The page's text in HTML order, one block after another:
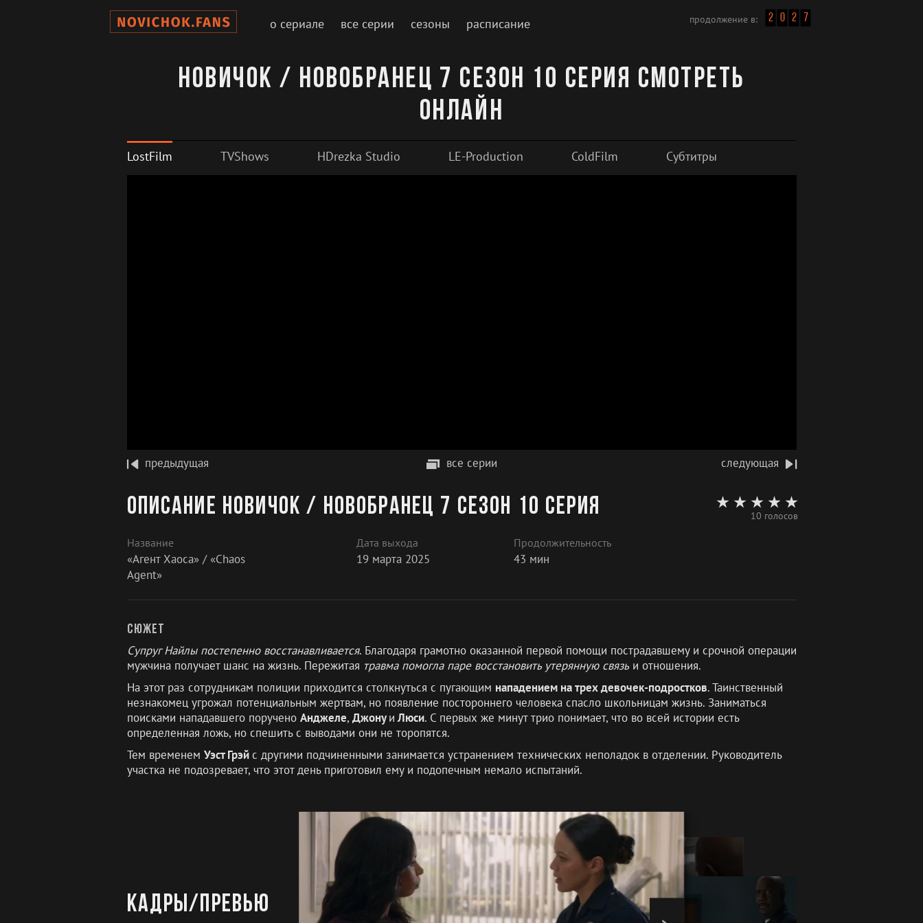
о сериале все серии сезоны расписание продолжение в: 2 0 2 7
Новичок / Новобранец 7 сезон 10 серия смотреть
онлайн
LostFilm TVShows HDrezka Studio LE-Production ColdFilm Субтитры
предыдущая все серии следующая
10 голосов
Описание Новичок / Новобранец 7 сезон 10 серия
Название
«Агент Хаоса» / «Chaos
Agent»
Дата выхода
19 марта 2025
Продолжительность
43 мин
Сюжет
Супруг Найлы постепенно восстанавливается. Благодаря грамотно оказанной первой помощи пострадавшему и срочной операции
мужчина получает шанс на жизнь. Пережитая травма помогла паре восстановить утерянную связьи отношения.
На этот раз сотрудникам полиции приходится столкнуться с пугающим нападением на трех девочек-подростков. Таинственный
незнакомец угрожал потенциальным жертвам, но появление постороннего человека спасло школьницам жизнь. Заниматься
поисками нападавшего поручено Анджеле, ДжонуиЛюси. С первых же минут трио понимает, что во всей истории есть
определенная ложь, но спешить с выводами они не торопятся.
Тем временем Уэст Грэйс другими подчиненными занимается устранением технических неполадок в отделении. Руководитель
участка не подозревает, что этот день приготовил ему и подопечным немало испытаний.
Кадры/превью